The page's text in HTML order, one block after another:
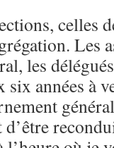
celles
Les
les
années à